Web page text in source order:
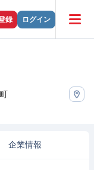
録 ログイン
企業情報